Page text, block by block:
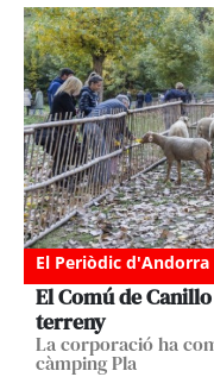
El Periòdic d'Andorra
El Comú de
terreny
La corporació ha
càmping Pla